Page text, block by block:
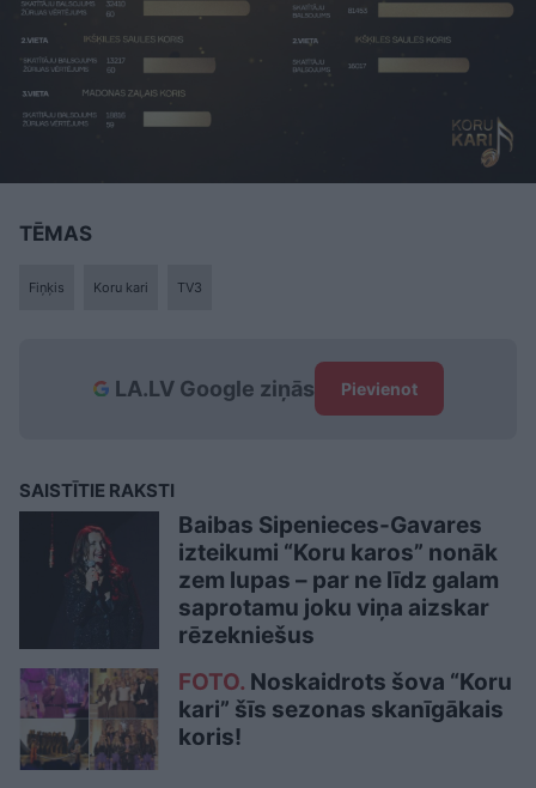
TĒMAS
Fiņķis Koru kari TV3
LA.LV Google ziņās Pievienot
SAISTĪTIE RAKSTI
Baibas Sipenieces-Gavares
izteikumi “Koru karos” nonāk
zem lupas – par ne līdz galam
saprotamu joku viņa aizskar
rēzekniešus
FOTO. Noskaidrots šova “Koru
kari” šīs sezonas skanīgākais
koris!